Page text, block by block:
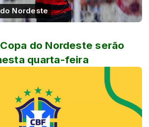
Nordeste
do Nordeste serão
quarta-feira